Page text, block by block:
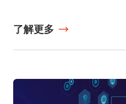
了解更多